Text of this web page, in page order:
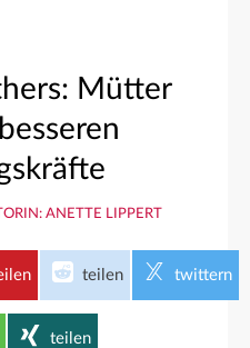
Mütter
ANETTE LIPPERT
teilen twittern
teilen